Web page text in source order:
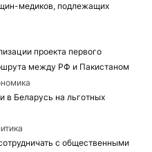
медиков, подлежащих
проекта первого
между РФ и Пакистаном
в Беларусь на льготных
с общественными